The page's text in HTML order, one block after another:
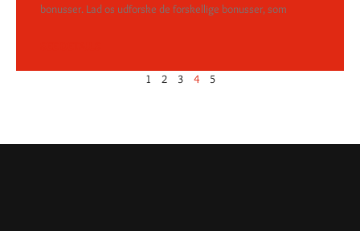
bonusser. Lad os udforske de forskellige bonusser, som
1 2 3 4 5